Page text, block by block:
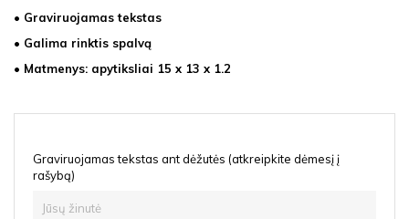
• Graviruojamas tekstas
• Galima rinktis spalvą
• Matmenys: apytiksliai 15 x 13 x 1.2
Graviruojamas tekstas ant dėžutės (atkreipkite dėmesį į
rašybą)